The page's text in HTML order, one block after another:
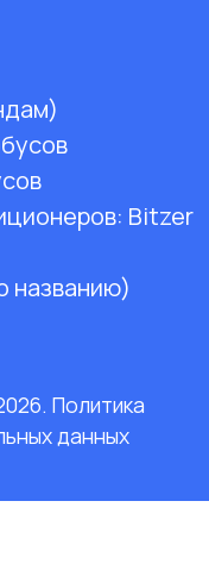
Bitzer
названию)
Политика
данных